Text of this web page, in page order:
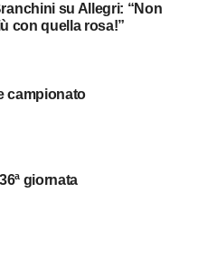
su Allegri: “Non
con quella rosa!”
campionato
giornata